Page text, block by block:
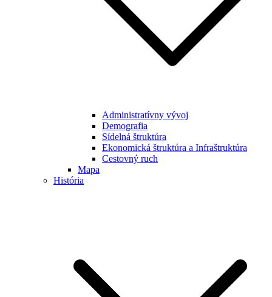
Administratívny vývoj
Demografia
Sídelná štruktúra
Ekonomická štruktúra a Infraštruktúra
Cestovný ruch
Mapa
História